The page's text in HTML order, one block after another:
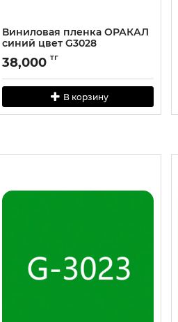
Виниловая пленка ОРАКАЛ
cиний цвет G3028
38,000 тг
В корзину